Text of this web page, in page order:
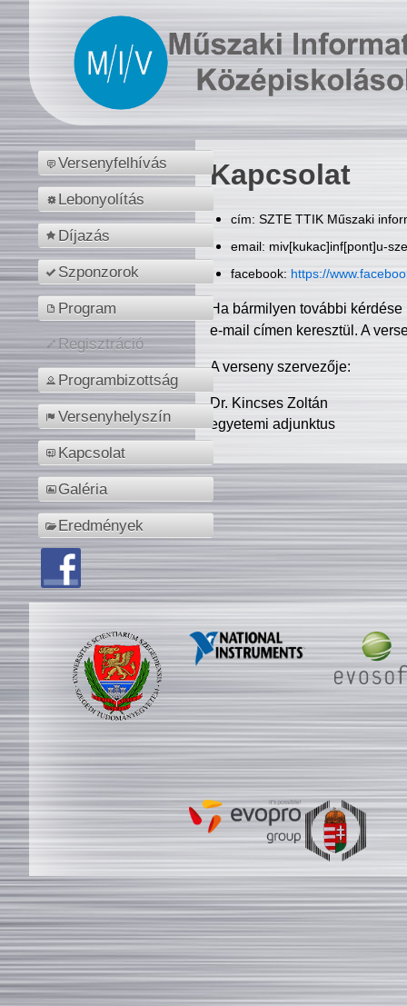
Versenyfelhívás
Lebonyolítás
Díjazás
Szponzorok
Program
Regisztráció
Programbizottság
Versenyhelyszín
Kapcsolat
Galéria
Eredmények
Kapcsolat
cím: SZTE TTIK Műszaki
email: miv[kukac]inf[pont]u-
facebook: https://
Ha bármilyen további
e-mail címen keresztül. A
A verseny szervezője:
Dr. Kincses Zoltán
egyetemi adjunktus